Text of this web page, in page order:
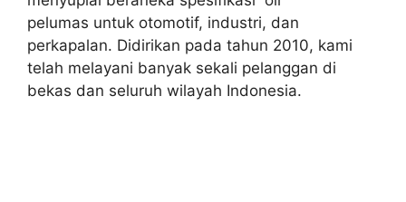
pelumas untuk otomotif, industri, dan
perkapalan. Didirikan pada tahun 2010, kami
telah melayani banyak sekali pelanggan di
bekas dan seluruh wilayah Indonesia.